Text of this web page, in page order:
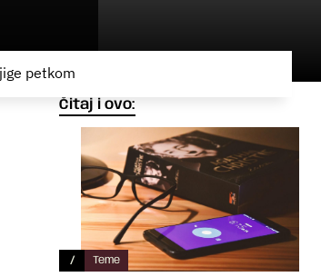
petkom
Čitaj i ovo:
/ Teme